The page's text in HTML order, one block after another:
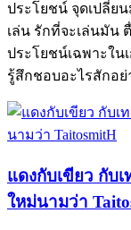
ประโยชน์ จุดเปลี่ย
เล่น รักที่จะเล่นมัน
ประโยชน์เฉพาะใน
รู้สึกชอบอะไรสักอย่
แดงกับเขียว กับ
ใหม่นามว่า